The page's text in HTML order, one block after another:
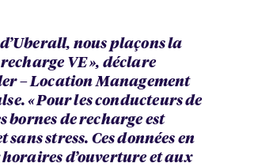
nous plaçons la
VE », déclare
– Location Management
« Pour les conducteurs de
bornes de recharge est
stress. Ces données en
d’ouverture et aux